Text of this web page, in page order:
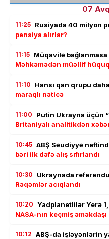
07
11:25 Rusiyada 40 milyon
pensiya alırlar?
11:15 Müqavilə
Məhkəmədən müəllif
11:10 Hansı qan qrupu
maraqlı nəticə
11:00
Putin Ukrayna üçün
Britaniyalı analitikdən
10:45 ABŞ Səudiyyə
bəri ilk dəfə alış sıfırlandı
10:30 Ukraynada
Rəqəmlər açıqlandı
10:20 Yadplanetlilər Yerə
NASA-nın keçmiş əməkdaşı
10:12 ABŞ-da işləyənlərin